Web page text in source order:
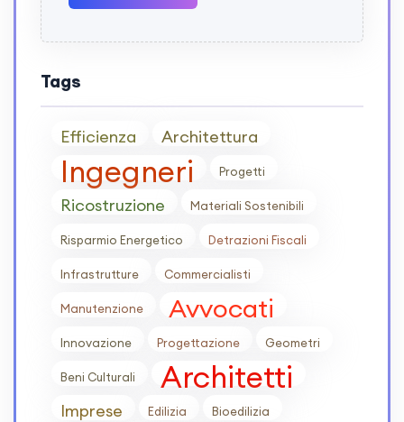
Tags
Efficienza Architettura
Ingegneri Progetti
Ricostruzione Materiali Sostenibili
Risparmio Energetico Detrazioni Fiscali
Infrastrutture Commercialisti
Manutenzione Avvocati
Innovazione Progettazione Geometri
Beni Culturali Architetti
Imprese Edilizia Bioedilizia